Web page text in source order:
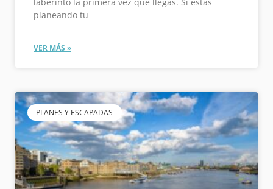
laberinto la primera vez que llegas. Si estás
planeando tu
VER MÁS »
PLANES Y ESCAPADAS